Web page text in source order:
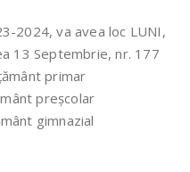
2024, va avea loc LUNI,
13 Septembrie, nr. 177
primar
preșcolar
gimnazial